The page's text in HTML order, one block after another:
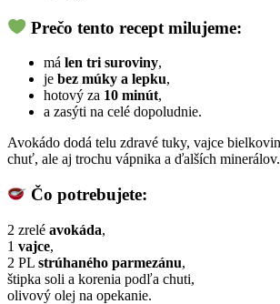
Prečo tento recept milujeme:
má len tri suroviny,
je bez múky a lepku,
hotový za 10 minút,
a zasýti na celé dopoludnie.
Avokádo dodá telu zdravé tuky, vajce
chuť, ale aj trochu vápnika a ďalších minerálov.
Čo potrebujete:
2 zrelé avokáda,
1 vajce,
2 PL strúhaného parmezánu,
štipka soli a korenia podľa chuti,
olivový olej na opekanie.